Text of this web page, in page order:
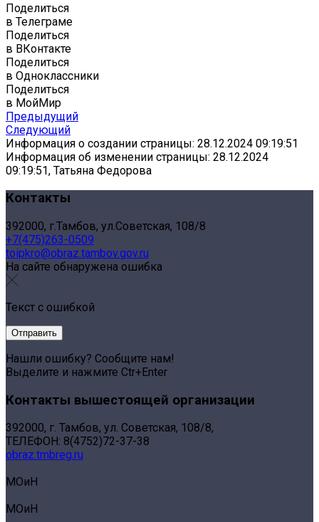
Поделиться
в Телеграме
Поделиться
в ВКонтакте
Поделиться
в Одноклассники
Поделиться
в МойМир
Предыдущий
Следующий
Информация о создании страницы: 28.12.2024 09:19:51
Информация об изменении страницы: 28.12.2024
09:19:51, Татьяна Федорова
Контакты
392000, г.Тамбов, ул.Советская, 108/8
+7(475)263-0509
toipkro@obraz.tambov.gov.ru
На сайте обнаружена ошибка
Текст с ошибкой
Нашли ошибку? Сообщите нам!
Выделите и нажмите Ctr+Enter
Контакты вышестоящей организации
392000, г. Тамбов, ул. Советская, 108/8,
ТЕЛЕФОН: 8(4752)72-37-38
obraz.tmbreg.ru
МОиН
МОиН